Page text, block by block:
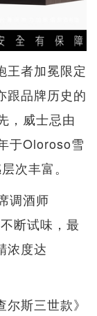
王者加冕限定
跟品牌历史的
，威士忌由
于Oloroso雪
次丰富。
调酒师
断试味，最
浓度达
斯三世款》